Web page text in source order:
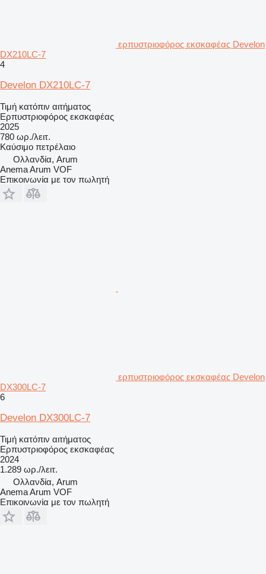
ερπυστριοφόρος εκσκαφέας Develon
DX210LC-7
4
Develon DX210LC-7
Τιμή κατόπιν αιτήματος
Ερπυστριοφόρος εκσκαφέας
2025
780 ωρ./λειτ.
Καύσιμο πετρέλαιο
Ολλανδία, Arum
Anema Arum VOF
Επικοινωνία με τον πωλητή
ερπυστριοφόρος εκσκαφέας Develon
DX300LC-7
6
Develon DX300LC-7
Τιμή κατόπιν αιτήματος
Ερπυστριοφόρος εκσκαφέας
2024
1.289 ωρ./λειτ.
Ολλανδία, Arum
Anema Arum VOF
Επικοινωνία με τον πωλητή